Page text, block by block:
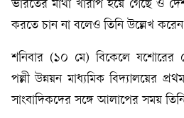
ভারতের মাথা খারাপ হয়ে গেছে ও
করতে চান না বলেও তিনি উল্লেখ
শনিবার (১০ মে) বিকেলে যশোরের
পল্লী উন্নয়ন মাধ্যমিক বিদ্যালয়ের
সাংবাদিকদের সঙ্গে আলাপের সময়